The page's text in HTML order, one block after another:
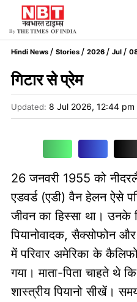
Hindi News Stories 2026 Jul
गिटार से प्रेम
Updated: 8 Jul 2026, 12:44 pm
26 जनवरी 1955 को
एडवर्ड (एडी) वैन हेलन ऐसे
जीवन का हिस्सा था।
पियानोवादक, सैक्सोफोन
में परिवार अमेरिका के
गया। माता-पिता चाहते थे
शास्त्रीय पियानो सीखें।